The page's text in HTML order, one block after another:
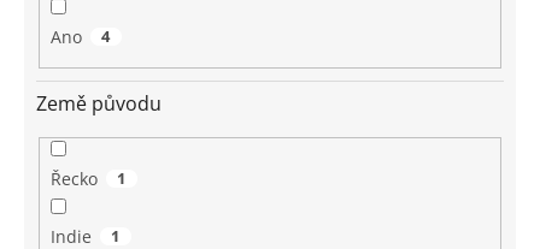
Ano 4
Země původu
Řecko 1
Indie 1